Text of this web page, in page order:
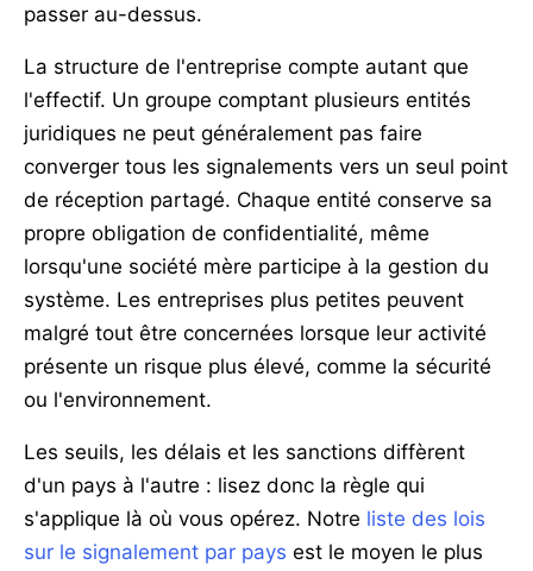
passer au-dessus.
La structure de l'entreprise compte autant que
l'effectif. Un groupe comptant plusieurs entités
juridiques ne peut généralement pas faire
converger tous les signalements vers un seul point
de réception partagé. Chaque entité conserve sa
propre obligation de confidentialité, même
lorsqu'une société mère participe à la gestion du
système. Les entreprises plus petites peuvent
malgré tout être concernées lorsque leur activité
présente un risque plus élevé, comme la sécurité
ou l'environnement.
Les seuils, les délais et les sanctions diffèrent
d'un pays à l'autre : lisez donc la règle qui
s'applique là où vous opérez. Notre liste des lois
sur le signalement par pays est le moyen le plus